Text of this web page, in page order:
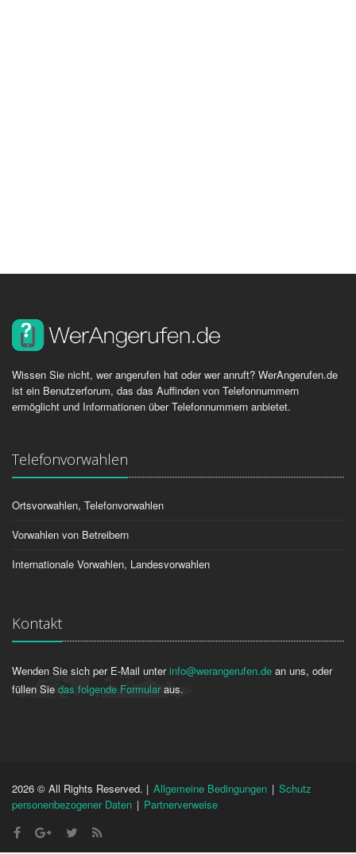
Wissen Sie nicht, wer angerufen hat oder wer anruft? WerAngerufen.de
ist ein Benutzerforum, das das Auffinden von Telefonnummern
ermöglicht und Informationen über Telefonnummern anbietet.
Telefonvorwahlen
Ortsvorwahlen, Telefonvorwahlen
Vorwahlen von Betreibern
Internationale Vorwahlen, Landesvorwahlen
Kontakt
Wenden Sie sich per E-Mail unterinfo@werangerufen.de an uns, oder
füllen Sie das folgende Formularaus.
2026 © All Rights Reserved. | Allgemeine Bedingungen | Schutz
personenbezogener Daten | Partnerverweise